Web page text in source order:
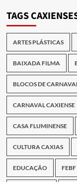
TAGS
ARTES PLÁSTICAS
BAIXADA FILMA
BLOCOS DE
CARNAVAL CAXIENSE
CASA FLUMINENSE
CULTURA CAXIAS
EDUCAÇÃO FEBF